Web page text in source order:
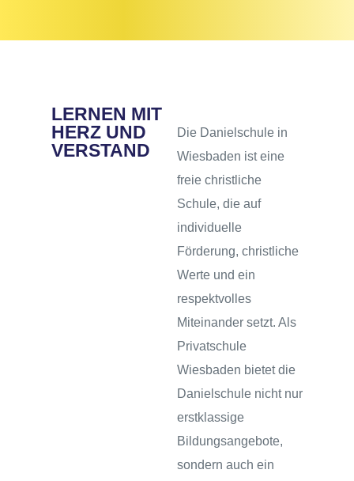
LERNEN MIT
HERZ UND
VERSTAND
Die Danielschule in
Wiesbaden ist eine
freie christliche
Schule, die auf
individuelle
Förderung, christliche
Werte und ein
respektvolles
Miteinander setzt. Als
Privatschule
Wiesbaden bietet die
Danielschule nicht nur
erstklassige
Bildungsangebote,
sondern auch ein